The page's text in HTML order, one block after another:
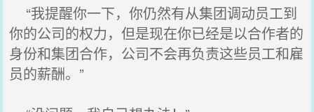
“我提醒你一下，你仍然有从集团调动员工到
你的公司的权力，但是现在你已经是以合作者的
身份和集团合作，公司不会再负责这些员工和雇
员的薪酬。”